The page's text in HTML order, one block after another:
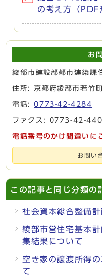
の考え方（
お
綾部市建設部都市建築課
住所: 京都府綾部市若竹
電話:0773-42-4284
ファクス: 0773-42-
電話番号のかけ間違いに
お問い
この記事と同じ分類の
社会資本総合整備計
綾部市営住宅基本
集結果について
空き家の譲渡所得
て